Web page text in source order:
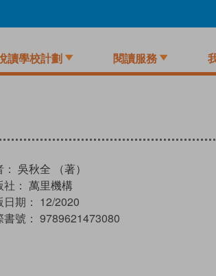
讀學校計劃 閱讀服務
吳秋全 （著）
： 萬里機構
期： 12/2020
號： 9789621473080